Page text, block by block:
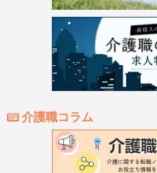
介護職コラム